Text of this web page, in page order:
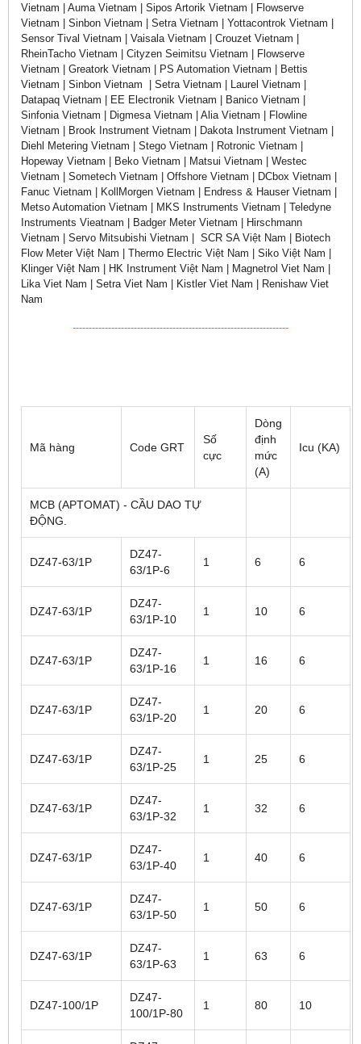
Vietnam | Auma Vietnam | Sipos Artorik Vietnam | Flowserve
Vietnam | Sinbon Vietnam | Setra Vietnam | Yottacontrok Vietnam |
Sensor Tival Vietnam | Vaisala Vietnam | Crouzet Vietnam |
RheinTacho Vietnam | Cityzen Seimitsu Vietnam | Flowserve
Vietnam | Greatork Vietnam | PS Automation Vietnam | Bettis
Vietnam | Sinbon Vietnam | Setra Vietnam | Laurel Vietnam |
Datapaq Vietnam | EE Electronik Vietnam | Banico Vietnam |
Sinfonia Vietnam | Digmesa Vietnam | Alia Vietnam | Flowline
Vietnam | Brook Instrument Vietnam | Dakota Instrument Vietnam |
Diehl Metering Vietnam | Stego Vietnam | Rotronic Vietnam |
Hopeway Vietnam | Beko Vietnam | Matsui Vietnam | Westec
Vietnam | Sometech Vietnam | Offshore Vietnam | DCbox Vietnam |
Fanuc Vietnam | KollMorgen Vietnam | Endress & Hauser Vietnam |
Metso Automation Vietnam | MKS Instruments Vietnam | Teledyne
Instruments Vieatnam | Badger Meter Vietnam | Hirschmann
Vietnam | Servo Mitsubishi Vietnam | SCR SA Việt Nam | Biotech
Flow Meter Việt Nam | Thermo Electric Việt Nam | Siko Việt Nam |
Klinger Việt Nam | HK Instrument Việt Nam | Magnetrol Viet Nam |
Lika Viet Nam | Setra Viet Nam | Kistler Viet Nam | Renishaw Viet
Nam
-------------------------------------------------------------------
Mã hàng Code GRT
Số
cực
Dòng
định
mức
(A)
Icu (KA)
MCB (APTOMAT) - CẦU DAO TỰ
ĐỘNG.
DZ47-63/1P
DZ47-
63/1P-6
1 6 6
DZ47-63/1P
DZ47-
63/1P-10
1 10 6
DZ47-63/1P
DZ47-
63/1P-16
1 16 6
DZ47-63/1P
DZ47-
63/1P-20
1 20 6
DZ47-63/1P
DZ47-
63/1P-25
1 25 6
DZ47-63/1P
DZ47-
63/1P-32
1 32 6
DZ47-63/1P
DZ47-
63/1P-40
1 40 6
DZ47-63/1P
DZ47-
63/1P-50
1 50 6
DZ47-63/1P
DZ47-
63/1P-63
1 63 6
DZ47-100/1P
DZ47-
100/1P-80
1 80 10